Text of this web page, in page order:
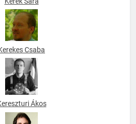
Kerek Sára
Kerekes Csaba
Kereszturi Ákos